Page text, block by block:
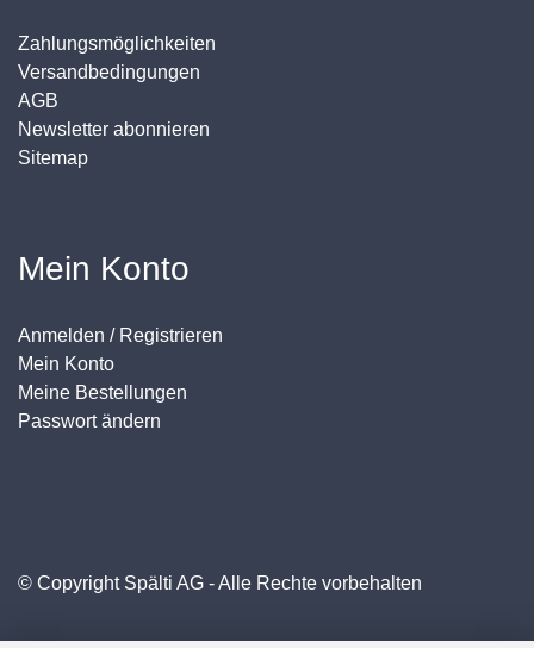
Zahlungsmöglichkeiten
Versandbedingungen
AGB
Newsletter abonnieren
Sitemap
Mein Konto
Anmelden / Registrieren
Mein Konto
Meine Bestellungen
Passwort ändern
© Copyright Spälti AG - Alle Rechte vorbehalten